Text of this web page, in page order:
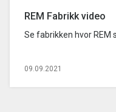
REM Fabrikk video
Se fabrikken hvor REM
09.09.2021